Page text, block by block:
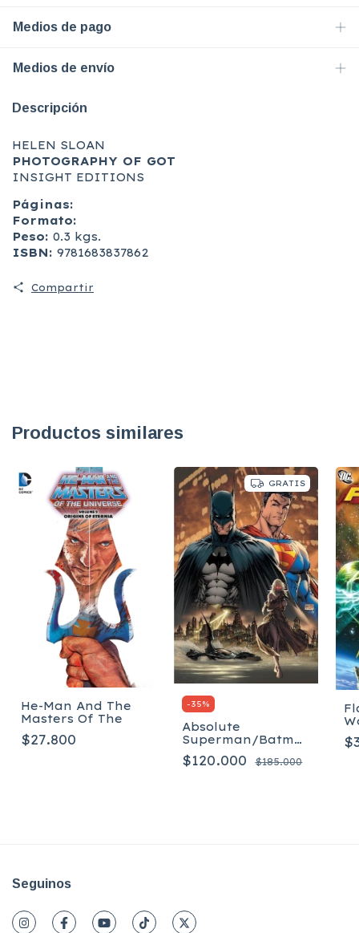
Medios de pago
Medios de envío
Descripción
HELEN SLOAN
PHOTOGRAPHY OF GOT
INSIGHT EDITIONS
Páginas:
Formato:
Peso: 0.3 kgs.
ISBN: 9781683837862
Compartir
Productos similares
He-Man And The
Masters Of The
$27.800
GRATIS
-35%
Absolute
Superman/Batman
Vol. 1 - Tapa dura
$120.000 $185.000
Seguinos